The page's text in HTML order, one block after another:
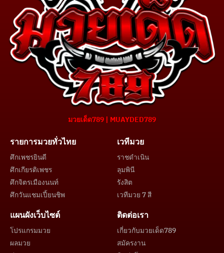
มวยเด็ด789 | MUAYDED789
รายการมวยทั่วไทย
ศึกเพชรยินดี
ศึกเกียรติเพชร
ศึกจิตรเมืองนนท์
ศึกวันแชมเปี้ยนชิพ
เวทีมวย
ราชดำเนิน
ลุมพินี
รังสิต
เวทีมวย 7 สี
แผนผังเว็บไซต์
โปรแกรมมวย
ผลมวย
ติดต่อเรา
เกี่ยวกับมวยเด็ด789
สมัครงาน